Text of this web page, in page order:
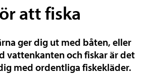
att fiska
ger dig ut med båten, eller
vattenkanten och fiskar är det
med ordentliga fiskekläder.